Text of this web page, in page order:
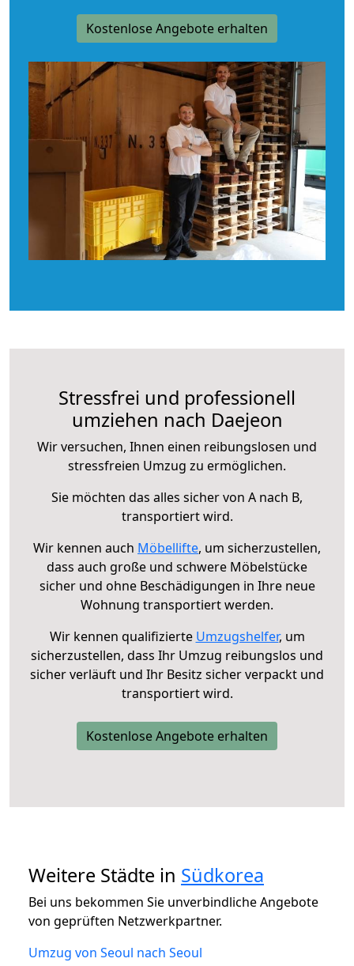
Kostenlose Angebote erhalten
Stressfrei und professionell
umziehen nach Daejeon
Wir versuchen, Ihnen einen reibungslosen und
stressfreien Umzug zu ermöglichen.
Sie möchten das alles sicher von A nach B,
transportiert wird.
Wir kennen auch Möbellifte, um sicherzustellen,
dass auch große und schwere Möbelstücke
sicher und ohne Beschädigungen in Ihre neue
Wohnung transportiert werden.
Wir kennen qualifizierte Umzugshelfer, um
sicherzustellen, dass Ihr Umzug reibungslos und
sicher verläuft und Ihr Besitz sicher verpackt und
transportiert wird.
Kostenlose Angebote erhalten
Weitere Städte in Südkorea
Bei uns bekommen Sie unverbindliche Angebote
von geprüften Netzwerkpartner.
Umzug von Seoul nach Seoul